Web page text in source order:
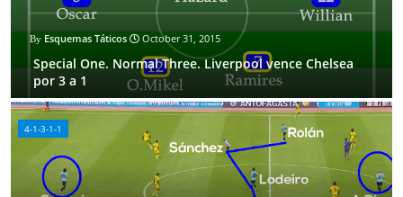
Esquemas Táticos October 31, 2015
Special One. Normal Three. Liverpool vence Chelsea
por 3 a 1
4-1-3-1-1